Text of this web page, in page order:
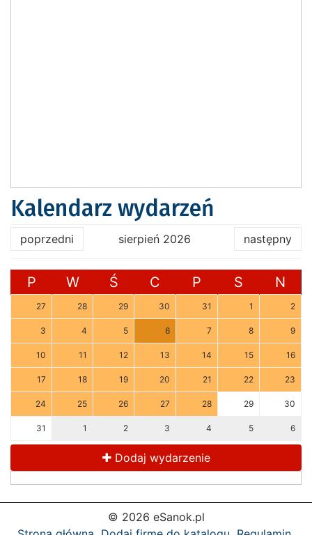
Kalendarz wydarzeń
poprzedni sierpień 2026 następny
P W Ś C P S N
27 28 29 30 31 1 2
3 4 5 6 7 8 9
10 11 12 13 14 15 16
17 18 19 20 21 22 23
24 25 26 27 28 29 30
31 1 2 3 4 5 6
Dodaj wydarzenie
© 2026 eSanok.pl